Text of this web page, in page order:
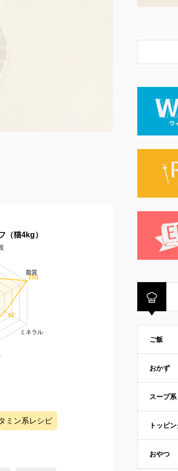
（猫4kg）
100
42
脂質
ミネラル
ミン系レシピ
ご飯
おかず
スープ系
トッピ
おやつ